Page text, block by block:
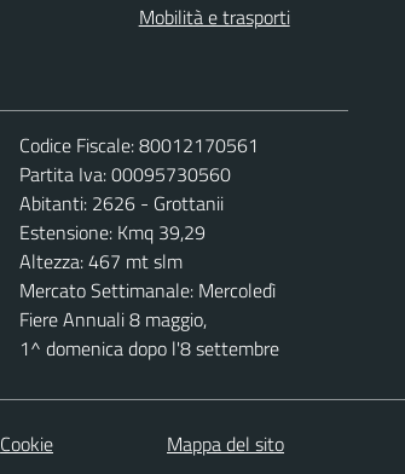
Mobilità e trasporti
Codice Fiscale: 80012170561
Partita Iva: 00095730560
Abitanti: 2626 - Grottanii
Estensione: Kmq 39,29
Altezza: 467 mt slm
Mercato Settimanale: Mercoledì
Fiere Annuali 8 maggio,
1^ domenica dopo l'8 settembre
Cookie Mappa del sito